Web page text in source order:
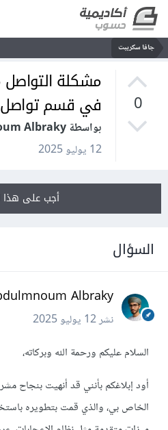
جافا سكريبت
0
مشكلة
في قسم تواصل
بواسطة Abdulmnoum Albraky
12 يوليو 2025
أجب على هذا
السؤال
Albraky
نشر12 يوليو 2025
السلام عليكم ورحمة الله وبركاته،
أود إبلاغكم بأنني قد أنهيت بنجاح